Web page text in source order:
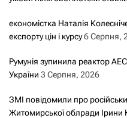
економістка Наталія
експорту цін і курсу6 Серпня,
Румунія зупинила реактор
України 3 Серпня, 2026
ЗМІ повідомили про
Житомирської облради